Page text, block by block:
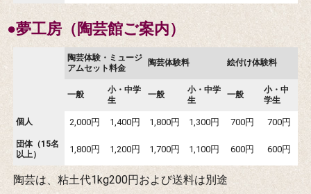
●夢工房（陶芸館ご案内）
陶芸体験・ミュージ
アムセット料金
陶芸体験料 絵付け体験料
一般
小・中学
生
一般
小・中学
生
一般
小・中
学生
個人 2,000円 1,400円 1,800円 1,300円 700円 700円
団体（15名
以上）
1,800円 1,200円 1,700円 1,100円 600円 600円
陶芸は、粘土代1kg200円および送料は別途